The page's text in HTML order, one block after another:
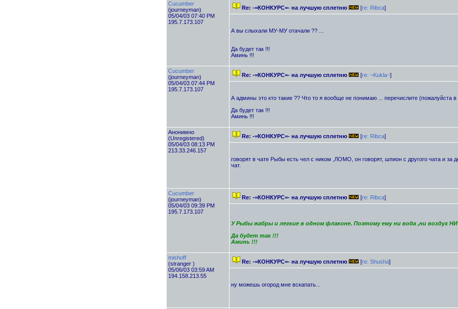
Cucumber
(journeyman)
05/04/03 07:40 PM
195.7.173.107
Re: -=КОНКУРС=- на лучшую сплетню [re: Ribca]
А вы слыхали МУ-МУ отачали ?? ...
Да будет так !!!
Аминь !!!
Cucumber
(journeyman)
05/04/03 07:44 PM
195.7.173.107
Re: -=КОНКУРС=- на лучшую сплетню [re: ~Kukla~]
А админы это кто такие ?? Что то я вообще не понимаю ... перечислите (пожалуйста в
Да будет так !!!
Аминь !!!
Анонимно
(Unregistered)
05/04/03 08:13 PM
213.33.246.157
Re: -=КОНКУРС=- на лучшую сплетню [re: Ribca]
говорят в чате Рыбы есть чел с ником ,ЛОМО, он говорят, шпион с другого чата и за
чат.
Cucumber
(journeyman)
05/04/03 09:39 PM
195.7.173.107
Re: -=КОНКУРС=- на лучшую сплетню [re: Ribca]
У Рыбы жабры и легкие в одном флаконе. Поэтому ему ни вода ,ни воздух
Да будет так !!!
Аминь !!!
mishoff
(stranger )
05/06/03 03:59 AM
194.158.213.55
Re: -=КОНКУРС=- на лучшую сплетню [re: Shusha]
ну можешь огород мне вскапать...